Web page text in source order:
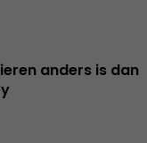
anders is dan